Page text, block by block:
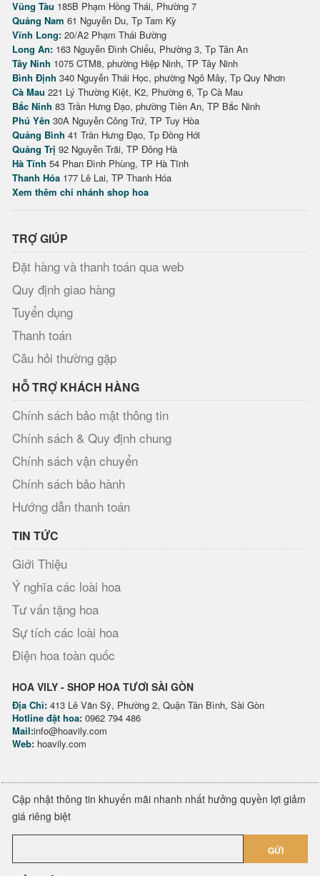
Vũng Tàu 185B Phạm Hồng Thái, Phường 7
Quảng Nam 61 Nguyễn Du, Tp Tam Kỳ
Vĩnh Long: 20/A2 Phạm Thái Bường
Long An: 163 Nguyễn Đình Chiểu, Phường 3, Tp Tân An
Tây Ninh 1075 CTM8, phường Hiệp Ninh, TP Tây Ninh
Bình Định 340 Nguyễn Thái Học, phường Ngô Mây, Tp Quy Nhơn
Cà Mau 221 Lý Thường Kiệt, K2, Phường 6, Tp Cà Mau
Bắc Ninh 83 Trần Hưng Đạo, phường Tiền An, TP Bắc Ninh
Phú Yên 30A Nguyễn Công Trứ, TP Tuy Hòa
Quảng Bình 41 Trần Hưng Đạo, Tp Đồng Hới
Quảng Trị 92 Nguyễn Trãi, TP Đông Hà
Hà Tĩnh 54 Phan Đình Phùng, TP Hà Tĩnh
Thanh Hóa 177 Lê Lai, TP Thanh Hóa
Xem thêm chi nhánh shop hoa
TRỢ GIÚP
Đặt hàng và thanh toán qua web
Quy định giao hàng
Tuyển dụng
Thanh toán
Câu hỏi thường gặp
HỖ TRỢ KHÁCH HÀNG
Chính sách bảo mật thông tin
Chính sách & Quy định chung
Chính sách vận chuyển
Chính sách bảo hành
Hướng dẫn thanh toán
TIN TỨC
Giới Thiệu
Ý nghĩa các loài hoa
Tư vấn tặng hoa
Sự tích các loài hoa
Điện hoa toàn quốc
HOA VILY - SHOP HOA TƯƠI SÀI GÒN
Địa Chỉ: 413 Lê Văn Sỹ, Phường 2, Quận Tân Bình, Sài Gòn
Hotline đặt hoa: 0962 794 486
Mail:info@hoavily.com
Web: hoavily.com
Cập nhật thông tin khuyến mãi nhanh nhất hưởng quyền lợi giảm
giá riêng biệt
GỬI